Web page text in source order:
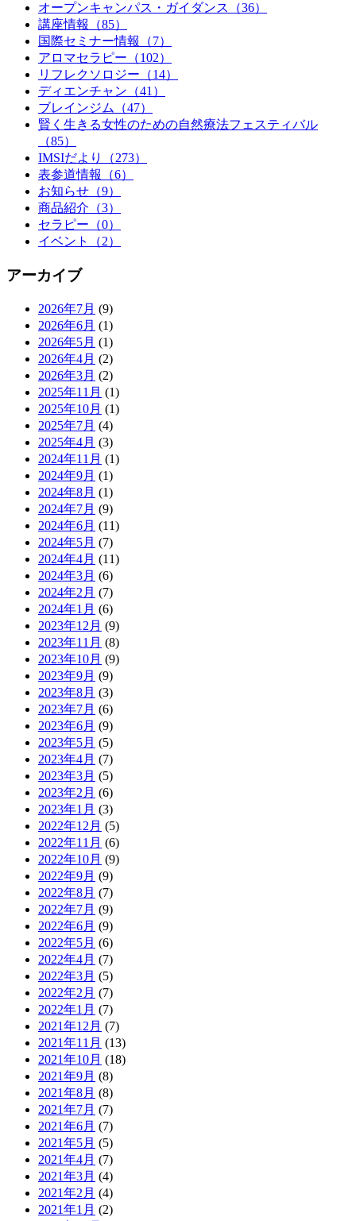
オープンキャンパス・ガイダンス（36）
講座情報（85）
国際セミナー情報（7）
アロマセラピー（102）
リフレクソロジー（14）
ディエンチャン（41）
ブレインジム（47）
賢く生きる女性のための自然療法フェスティバル
（85）
IMSIだより（273）
表参道情報（6）
お知らせ（9）
商品紹介（3）
セラピー（0）
イベント（2）
アーカイブ
2026年7月 (9)
2026年6月 (1)
2026年5月 (1)
2026年4月 (2)
2026年3月 (2)
2025年11月 (1)
2025年10月 (1)
2025年7月 (4)
2025年4月 (3)
2024年11月 (1)
2024年9月 (1)
2024年8月 (1)
2024年7月 (9)
2024年6月 (11)
2024年5月 (7)
2024年4月 (11)
2024年3月 (6)
2024年2月 (7)
2024年1月 (6)
2023年12月 (9)
2023年11月 (8)
2023年10月 (9)
2023年9月 (9)
2023年8月 (3)
2023年7月 (6)
2023年6月 (9)
2023年5月 (5)
2023年4月 (7)
2023年3月 (5)
2023年2月 (6)
2023年1月 (3)
2022年12月 (5)
2022年11月 (6)
2022年10月 (9)
2022年9月 (9)
2022年8月 (7)
2022年7月 (9)
2022年6月 (9)
2022年5月 (6)
2022年4月 (7)
2022年3月 (5)
2022年2月 (7)
2022年1月 (7)
2021年12月 (7)
2021年11月 (13)
2021年10月 (18)
2021年9月 (8)
2021年8月 (8)
2021年7月 (7)
2021年6月 (7)
2021年5月 (5)
2021年4月 (7)
2021年3月 (4)
2021年2月 (4)
2021年1月 (2)